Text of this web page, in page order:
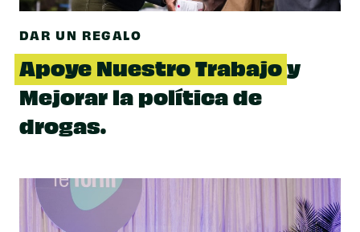
DAR UN REGALO
Apoye Nuestro Trabajoy
Mejorar la política de
drogas.